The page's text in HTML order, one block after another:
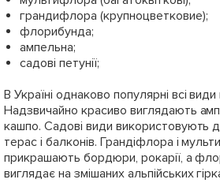
грандифлора (крупноцветковие);
флорибунда;
ампельна;
садові петунії;
В Україні однаково популярні всі види
Надзвичайно красиво виглядають
кашпо. Садові види використовують
терас і балконів. Грандіфлора і
прикрашають бордюри, рокарії, а
виглядає на змішаних альпійських